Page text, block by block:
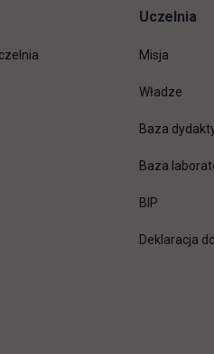
Uczelnia
Misja
Władze
Baza
Baza
BIP
Deklaracja